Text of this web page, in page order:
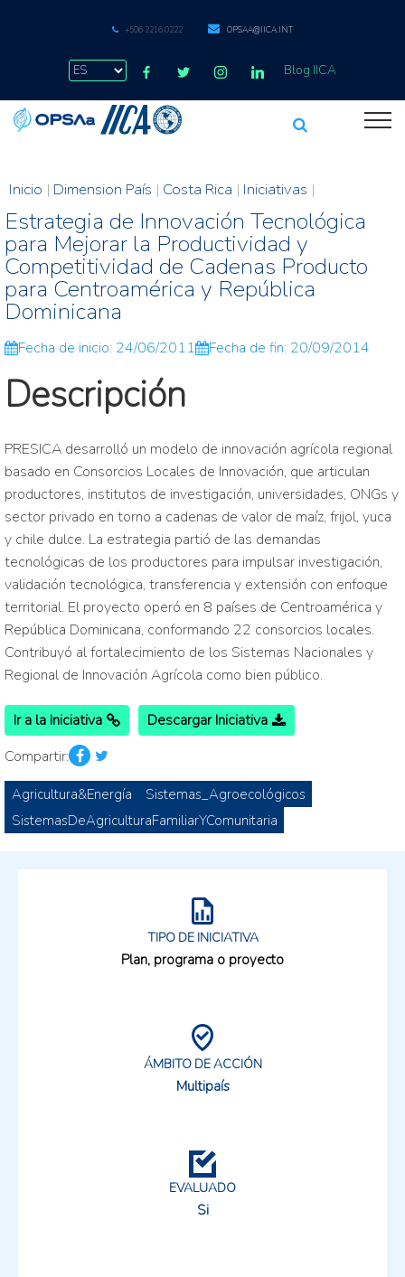
+506 2216 0222 OPSAA@IICA.INT
Blog IICA
Inicio | Dimension País | Costa Rica | Iniciativas |
Estrategia de Innovación Tecnológica
para Mejorar la Productividad y
Competitividad de Cadenas Producto
para Centroamérica y República
Dominicana
Fecha de inicio: 24/06/2011 Fecha de fin: 20/09/2014
Descripción
PRESICA desarrolló un modelo de innovación agrícola regional
basado en Consorcios Locales de Innovación, que articulan
productores, institutos de investigación, universidades, ONGs y
sector privado en torno a cadenas de valor de maíz, frijol, yuca
y chile dulce. La estrategia partió de las demandas
tecnológicas de los productores para impulsar investigación,
validación tecnológica, transferencia y extensión con enfoque
territorial. El proyecto operó en 8 países de Centroamérica y
República Dominicana, conformando 22 consorcios locales.
Contribuyó al fortalecimiento de los Sistemas Nacionales y
Regional de Innovación Agrícola como bien público.
Ir a la Iniciativa
Descargar Iniciativa
Compartir:
Agricultura&Energía
Sistemas_Agroecológicos
SistemasDeAgriculturaFamiliarYComunitaria
TIPO DE INICIATIVA
Plan, programa o proyecto
ÁMBITO DE ACCIÓN
Multipaís
EVALUADO
Si